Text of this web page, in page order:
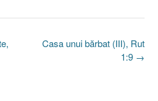
Casa unui bărbat (III), Rut
1:9 →